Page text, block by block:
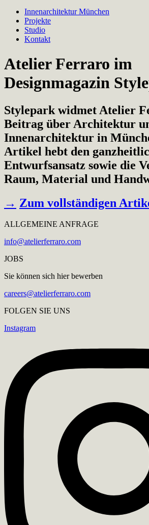
Innenarchitektur München
Projekte
Studio
Kontakt
Atelier Ferraro im
Designmagazin
Stylepark widmet Atelier
Beitrag über Architektur
Innenarchitektur in
Artikel hebt den
Entwurfsansatz sowie die
Raum, Material und
→ Zum vollständigen
ALLGEMEINE ANFRAGE
info@atelierferraro.com
JOBS
Sie können sich hier bewerben
careers@atelierferraro.com
FOLGEN SIE UNS
Instagram